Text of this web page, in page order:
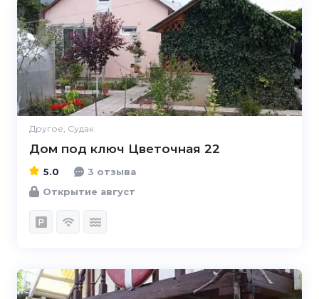
Другое, Судак
Дом под ключ Цветочная 22
5.0
5.0
3 отзыва
Открытие август